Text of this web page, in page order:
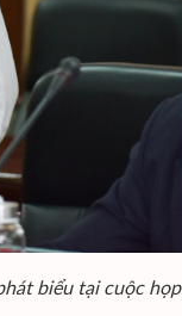
biểu tại cuộc họp